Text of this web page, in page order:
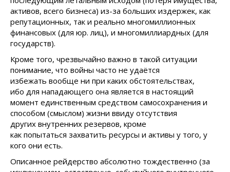
активов, всего бизнеса) из-за больших издержек, как
репутационных, так и реально многомиллионных
финансовых (для юр. лиц), и многомиллиардных (для
государств).
Кроме того, чрезвычайно важно в такой ситуации
понимание, что войны часто не удаётся
избежать вообще ни при каких обстоятельствах,
ибо для нападающего она является в настоящий
момент единственным средством самосохранения и
способом (смыслом) жизни ввиду отсутствия
других внутренних резервов, кроме
как попытаться захватить ресурсы и активы у того, у
кого они есть.
Описанное рейдерство абсолютно тождественно (за